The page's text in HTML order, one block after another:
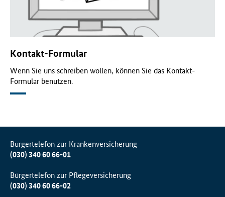
Kontakt-Formular
Wenn Sie uns schreiben wollen, können Sie das Kontakt-
Formular benutzen.
Bürgertelefon zur Krankenversicherung
(030) 340 60 66-01
Bürgertelefon zur Pflegeversicherung
(030) 340 60 66-02